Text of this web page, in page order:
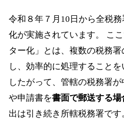
令和８年７月10日から全税
化が実施されています。 こ
ター化」とは、複数の税務
し、効率的に処理することを
したがって、管轄の税務署
や申請書を書面で郵送する
出は引き続き所轄税務署で